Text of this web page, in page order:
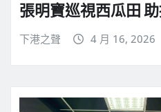
張明寶巡視西瓜田
下港之聲 4 月 16, 2026